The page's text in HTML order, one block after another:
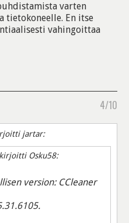
varten
tietokoneelle. En itse
vahingoittaa
4/10
jartar:
Osku58:
version: CCleaner